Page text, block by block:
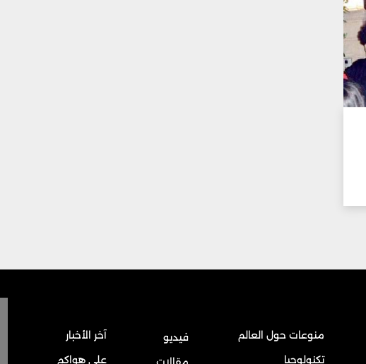
منوعات حول العالم
تكنولوجيا
فيديو
آخر الأخبار
على هواكم